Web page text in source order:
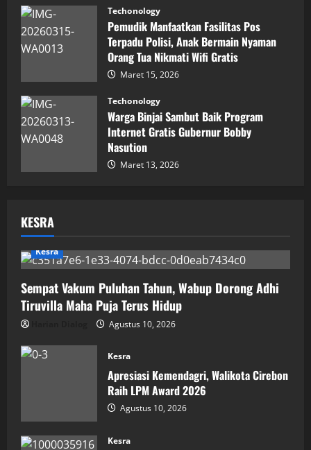
Techonology
Pemudik Manfaatkan Fasilitas Pos
Terpadu Polisi, Anak Bermain Nyaman
Orang Tua Nikmati Wifi Gratis
Maret 15, 2026
Techonology
Warga Binjai Sambut Baik Program
Internet Gratis Gubernur Bobby
Nasution
Maret 13, 2026
KESRA
Kesra
Sempat Vakum Puluhan Tahun, Wabup Dorong Adhi
Tiruvilla Maha Puja Terus Hidup
Agustus 10, 2026
Kesra
Apresiasi Kemendagri, Walikota Cirebon
Raih LPM Award 2026
Agustus 10, 2026
Kesra